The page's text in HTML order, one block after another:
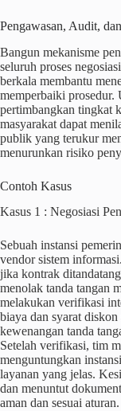
Pengawasan, Audit,
Bangun mekanisme
seluruh proses
berkala membantu
memperbaiki
pertimbangkan tingkat
masyarakat dapat
publik yang terukur
menurunkan risiko
Contoh Kasus
Kasus 1 : Negosiasi
Sebuah instansi
vendor sistem
jika kontrak
menolak tanda tangan
melakukan verifikasi
biaya dan syarat
kewenangan tanda
Setelah verifikasi, tim
menguntungkan
layanan yang jelas.
dan menuntut
aman dan sesuai aturan.